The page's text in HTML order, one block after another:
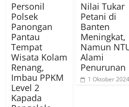
Personil
Polsek
Panongan
Pantau
Tempat
Wisata Kolam
Renang,
Imbau PPKM
Level 2
Kapada
Nilai Tukar
Petani di
Banten
Meningkat,
Namun
Alami
Penurunan
1 Oktober 2024